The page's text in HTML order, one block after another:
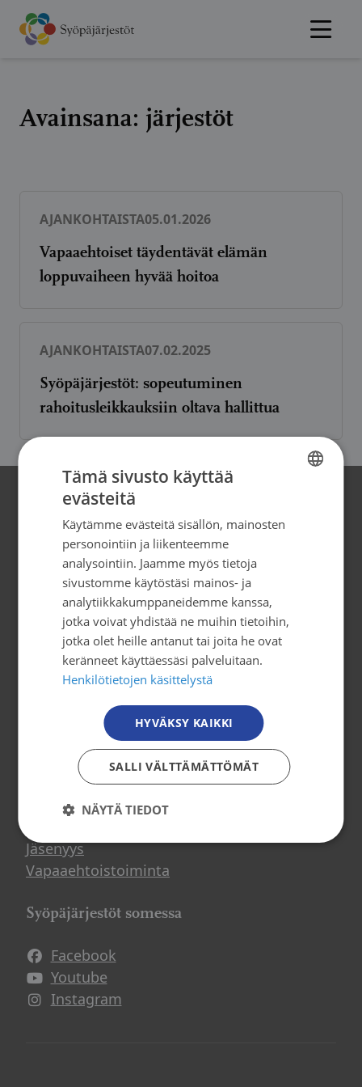
Hyppää
sisältöön
Avainsana: järjestöt
AJANKOHTAISTA05.01.2026
Vapaaehtoiset täydentävät elämän
loppuvaiheen hyvää hoitoa
AJANKOHTAISTA07.02.2025
Syöpäjärjestöt: sopeutuminen
rahoitusleikkauksiin oltava hallittua
Yhteystiedot
Syöpäjärjestöt
Mäkelänkatu 2, 4. kerros
00500 Helsinki
puh. 09 135 331
tiedotus@cancer.fi
Tilaa uutiskirje
Osallistu toimintaan
Tule mukaan
Jäsenyys
Vapaaehtoistoiminta
Syöpäjärjestöt somessa
Facebook
Avautuu uuteen ikkunaan
Youtube
Avautuu uuteen ikkunaan
Instagram
Avautuu uuteen ikkunaan
FINNISH
Tämä sivusto käyttää
evästeitä
Käytämme evästeitä sisällön, mainosten
personointiin ja liikenteemme
analysointiin. Jaamme myös tietoja
sivustomme käytöstäsi mainos- ja
analytiikkakumppaneidemme kanssa,
jotka voivat yhdistää ne muihin tietoihin,
jotka olet heille antanut tai joita he ovat
keränneet käyttäessäsi palveluitaan.
Henkilötietojen käsittelystä
HYVÄKSY KAIKKI
SALLI VÄLTTÄMÄTTÖMÄT
NÄYTÄ TIEDOT